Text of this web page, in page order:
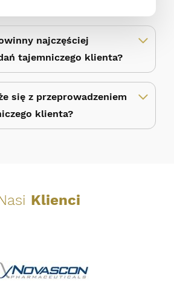
najczęściej
tajemniczego klienta?
się z przeprowadzeniem
klienta?
Klienci